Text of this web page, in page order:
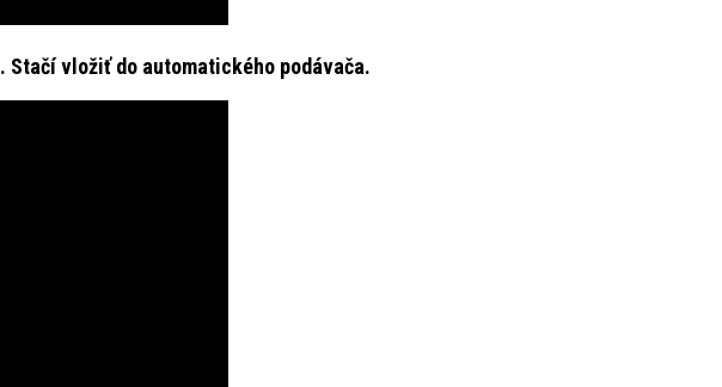
Stačí vložiť do automatického podávača.